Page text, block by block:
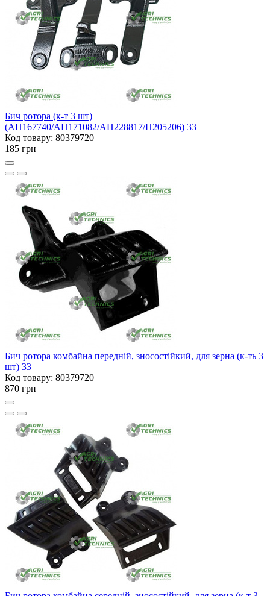
Бич ротора (к-т 3 шт)
(AH167740/AH171082/AH228817/H205206) 33
Код товару: 80379720
185 грн
Бич ротора комбайна передній, зносостійкий, для зерна (к-ть 3
шт) 33
Код товару: 80379720
870 грн